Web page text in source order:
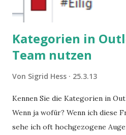
Kategorien in
Team nutzen
Von Sigrid Hess 25.3.13
Kennen Sie die Kategorien in
Wenn ja wofür? Wenn ich diese
sehe ich oft hochgezogene